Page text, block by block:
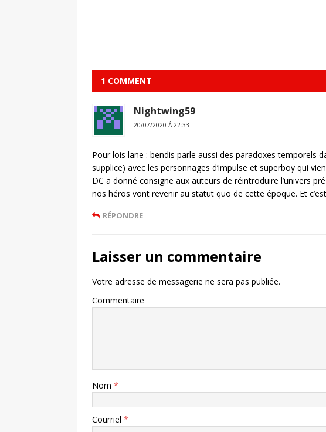
1 COMMENT
Nightwing59
20/07/2020 Á 22:33
Pour lois lane : bendis parle aussi des paradoxes temporels
supplice) avec les personnages d’impulse et superboy qui
DC a donné consigne aux auteurs de réintroduire l’univers
nos héros vont revenir au statut quo de cette époque. Et
RÉPONDRE
Laisser un commentaire
Votre adresse de messagerie ne sera pas publiée.
Commentaire
Nom *
Courriel *